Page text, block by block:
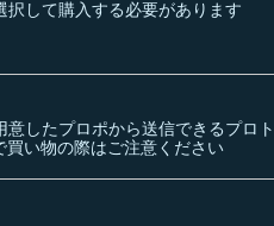
して購入する必要があります
したプロポから送信できるプロト
い物の際はご注意ください